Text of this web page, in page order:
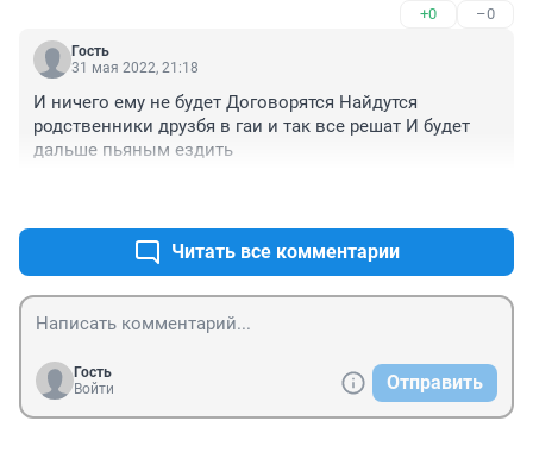
+0 –0
Гость
31 мая 2022, 21:18
И ничего ему не будет Договорятся Найдутся
родственники друзбя в гаи и так все решат И будет
дальше пьяным ездить
Читать все комментарии
Гость
Войти
Отправить